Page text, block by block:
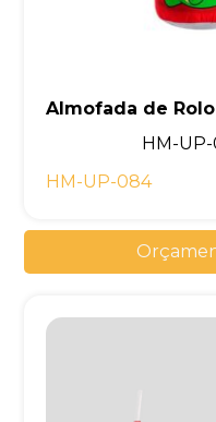
Almofada de
HM-UP-
HM-UP-084